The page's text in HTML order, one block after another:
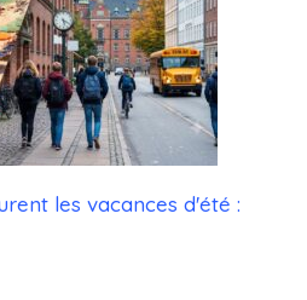
les vacances d'été :